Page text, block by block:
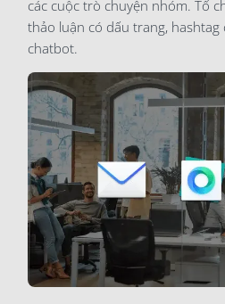
các cuộc trò chuyện nhóm. Tổ
thảo luận có dấu trang, hashtag
chatbot.